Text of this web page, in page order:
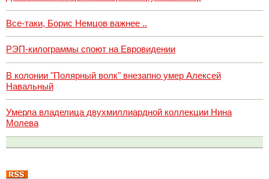
Все-таки, Борис Немцов важнее ..
РЭП-килограммы споют на Евровидении
В колонии "Полярный волк" внезапно умер Алексей
Навальный
Умерла владелица двухмиллиардной коллекции Нина
Молева